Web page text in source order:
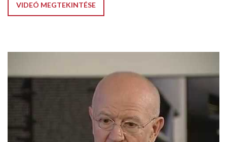
VIDEÓ MEGTEKINTÉSE